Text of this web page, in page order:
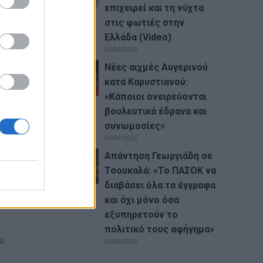
επιχειρεί και τη νύχτα
στις φωτιές στην
Ελλάδα (Video)
06/08/2026
Νέες αιχμές Αυγερινού
κατά Καρυστιανού:
«Kάποιοι ονειρεύονται
βουλευτικά έδρανα και
συνωμοσίες»
06/08/2026
Απάντηση Γεωργιάδη σε
Τσουκαλά: «Το ΠΑΣΟΚ να
διαβάσει όλα τα έγγραφα
και όχι μόνο όσα
εξυπηρετούν το
πολιτικό τους αφήγημα»
06/08/2026